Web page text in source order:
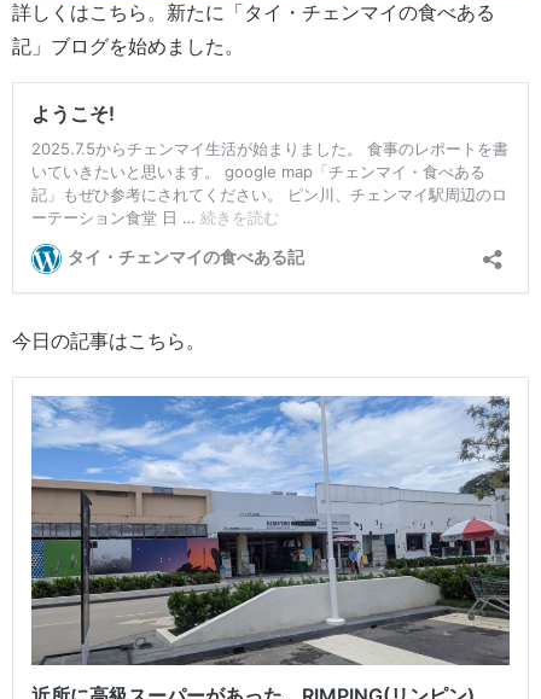
詳しくはこちら。新たに「タイ・チェンマイの食べある
記」ブログを始めました。
今日の記事はこちら。